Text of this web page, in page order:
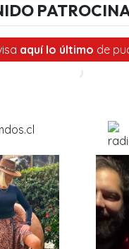
aquí lo último de